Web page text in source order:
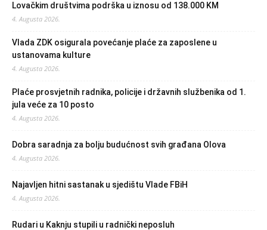
Lovačkim društvima podrška u iznosu od 138.000 KM
4. Augusta 2026.
Vlada ZDK osigurala povećanje plaće za zaposlene u
ustanovama kulture
4. Augusta 2026.
Plaće prosvjetnih radnika, policije i državnih službenika od 1.
jula veće za 10 posto
4. Augusta 2026.
Dobra saradnja za bolju budućnost svih građana Olova
4. Augusta 2026.
Najavljen hitni sastanak u sjedištu Vlade FBiH
4. Augusta 2026.
Rudari u Kaknju stupili u radnički neposluh